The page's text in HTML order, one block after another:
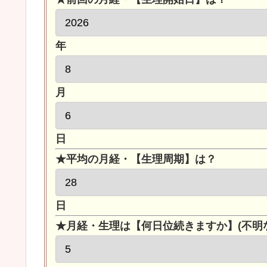
年
月
日
★平均の月経・【生理周期】 は？
日
★月経・生理は【何日位続きますか】(不明